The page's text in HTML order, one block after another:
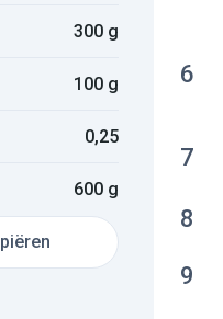
300 g
100 g
0,25
600 g
6
7
8
9